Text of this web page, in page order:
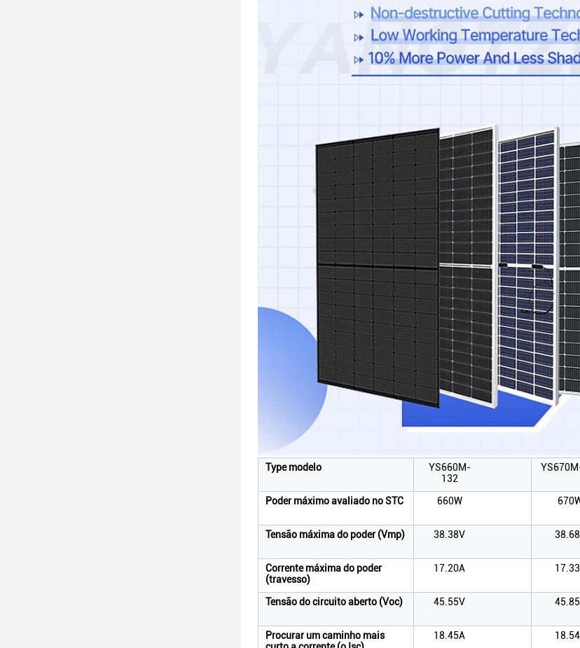
Type modelo
YS660M-
132
Poder máximo avaliado no STC
660W
Tensão máxima do poder (Vmp) 38.38V
Corrente máxima do poder
(travesso)
17.20A
Tensão do circuito aberto (Voc) 45.55V
Procurar um caminho mais
18.45A